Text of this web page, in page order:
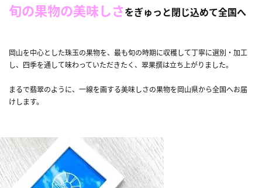
旬の果物の美味しさをぎゅっと閉じ込めて全国へ
岡山を中心とした珠玉の果物を、最も旬の時期に収穫して丁寧に選別・加工
し、四季を通して味わっていただきたく、翠果撰は立ち上がりました。
まるで翡翠のように、一線を画する美味しさの果物を岡山県から全国へお届
けします。